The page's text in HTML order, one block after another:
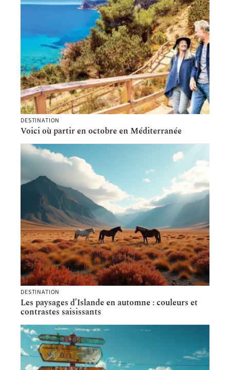
DESTINATION
Voici où partir en octobre en Méditerranée
DESTINATION
Les paysages d’Islande en automne : couleurs et
contrastes saisissants